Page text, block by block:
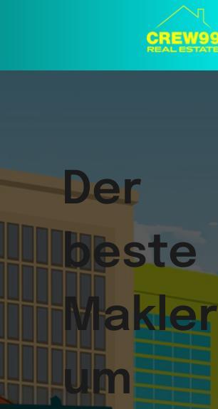
Der
beste
Makler
um